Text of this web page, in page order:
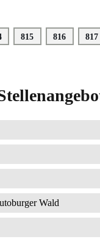
Seite
815 Seite
816 Seite
817
Wald